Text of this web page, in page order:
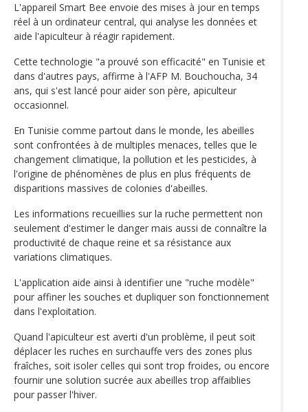
L'appareil Smart Bee envoie des mises à jour en temps
réel à un ordinateur central, qui analyse les données et
aide l'apiculteur à réagir rapidement.
Cette technologie "a prouvé son efficacité" en Tunisie et
dans d'autres pays, affirme à l'AFP M. Bouchoucha, 34
ans, qui s'est lancé pour aider son père, apiculteur
occasionnel.
En Tunisie comme partout dans le monde, les abeilles
sont confrontées à de multiples menaces, telles que le
changement climatique, la pollution et les pesticides, à
l'origine de phénomènes de plus en plus fréquents de
disparitions massives de colonies d'abeilles.
Les informations recueillies sur la ruche permettent non
seulement d'estimer le danger mais aussi de connaître la
productivité de chaque reine et sa résistance aux
variations climatiques.
L'application aide ainsi à identifier une "ruche modèle"
pour affiner les souches et dupliquer son fonctionnement
dans l'exploitation.
Quand l'apiculteur est averti d'un problème, il peut soit
déplacer les ruches en surchauffe vers des zones plus
fraîches, soit isoler celles qui sont trop froides, ou encore
fournir une solution sucrée aux abeilles trop affaiblies
pour passer l'hiver.